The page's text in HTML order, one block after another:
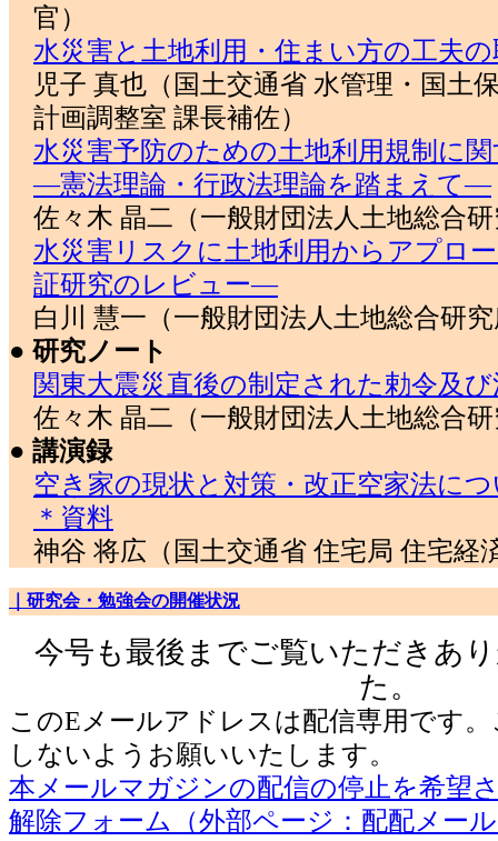
官）
水災害と土地利用・住まい方の工夫
児子 真也（国土交通省 水管理・国土
計画調整室 課長補佐）
水災害予防のための土地利用規制に
―憲法理論・行政法理論を踏まえて―
佐々木 晶二（一般財団法人土地総合
水災害リスクに土地利用からアプロ
証研究のレビュー―
白川 慧一（一般財団法人土地総合研
● 研究ノート
関東大震災直後の制定された勅令及
佐々木 晶二（一般財団法人土地総合
● 講演録
空き家の現状と対策・改正空家法に
＊資料
神谷 将広（国土交通省 住宅局 住宅経
｜研究会・勉強会の開催状況
今号も最後までご覧いただきあ
た。
このEメールアドレスは配信専用です
しないようお願いいたします。
本メールマガジンの配信の停止を希望
解除フォーム（外部ページ：配配メー